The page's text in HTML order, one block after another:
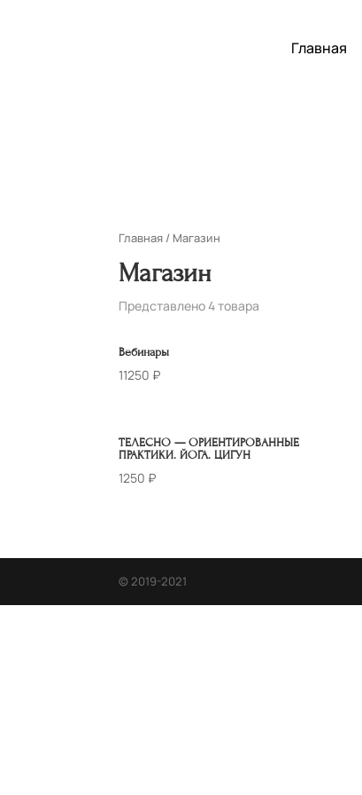
Главная
Главная / Магазин
Магазин
Представлено 4 товара
Вебинары
11250 ₽
ТЕЛЕСНО — ОРИЕНТИРОВАННЫЕ
ПРАКТИКИ. ЙОГА. ЦИГУН
1250 ₽
© 2019-2021